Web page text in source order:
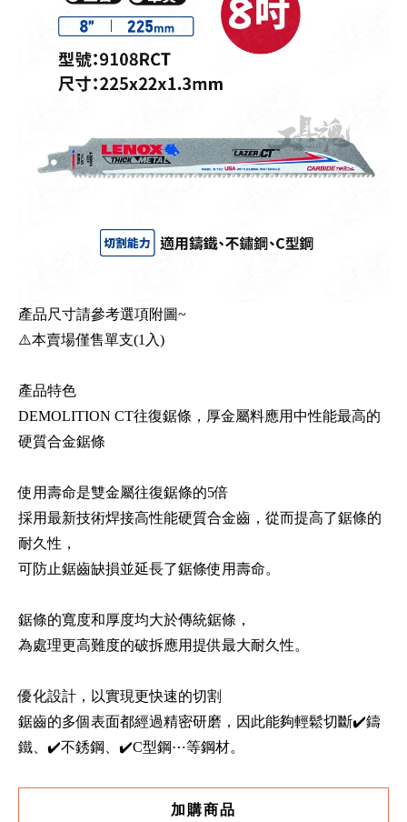
產品尺寸請參考選項附圖~
⚠️本賣場僅售單支(1入)
產品特色
DEMOLITION CT往復鋸條，厚金屬料應用中性能最高的
硬質合金鋸條
使用壽命是雙金屬往復鋸條的5倍
採用最新技術焊接高性能硬質合金齒，從而提高了鋸條的
耐久性，
可防止鋸齒缺損並延長了鋸條使用壽命。
鋸條的寬度和厚度均大於傳統鋸條，
為處理更高難度的破拆應用提供最大耐久性。
優化設計，以實現更快速的切割
鋸齒的多個表面都經過精密研磨，因此能夠輕鬆切斷✔️鑄
鐵、✔️不銹鋼、✔️C型鋼⋯等鋼材。
加購商品